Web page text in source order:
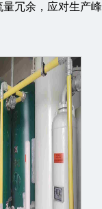
量冗余，应对生产峰